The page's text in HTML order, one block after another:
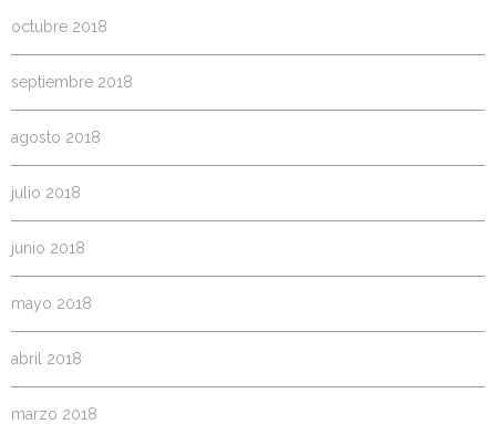
octubre 2018
septiembre 2018
agosto 2018
julio 2018
junio 2018
mayo 2018
abril 2018
marzo 2018